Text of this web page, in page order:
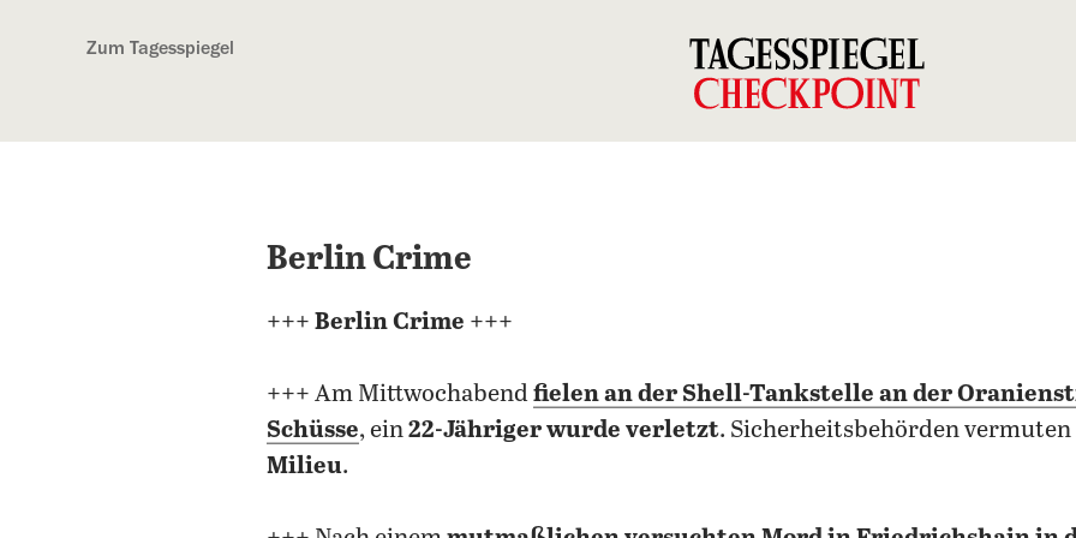
Zum Tagesspiegel
Berlin Crime
+++ Berlin Crime +++
+++ Am Mittwochabendfielen an der Shell-Tankstelle an der
Schüsse, ein22-Jähriger wurde verletzt. Sicherheitsbehörden
Milieu.